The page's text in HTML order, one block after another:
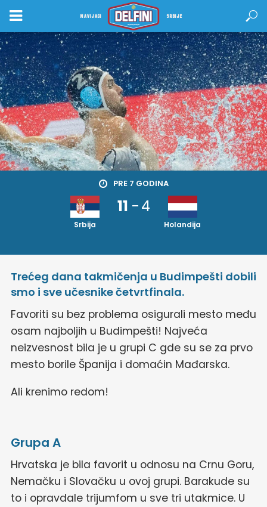
NAVIJACI SRBIJE
PRE 7 GODINA
Srbija
11 -4
Holandija
Trećeg dana takmičenja u Budimpešti dobili
smo i sve učesnike četvrtfinala.
Favoriti su bez problema osigurali mesto među
osam najboljih u Budimpešti! Najveća
neizvesnost bila je u grupi C gde su se za prvo
mesto borile Španija i domaćin Mađarska.
Ali krenimo redom!
Grupa A
Hrvatska je bila favorit u odnosu na Crnu Goru,
Nemačku i Slovačku u ovoj grupi. Barakude su
to i opravdale trijumfom u sve tri utakmice. U